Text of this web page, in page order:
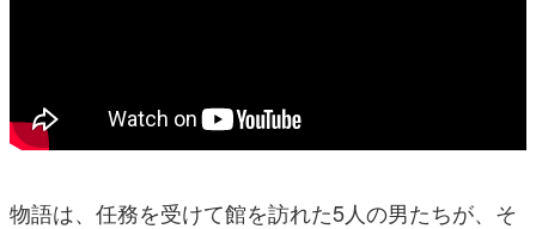
物語は、任務を受けて館を訪れた5人の男たちが、そ